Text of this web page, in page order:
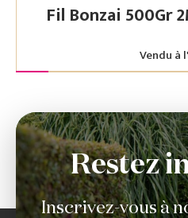
Vendu à
Restez
Inscrivez-vous à